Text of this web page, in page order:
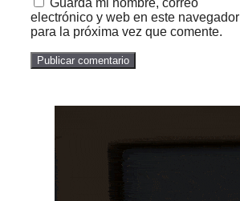
Guarda mi nombre, correo
electrónico y web en este navegador
para la próxima vez que comente.